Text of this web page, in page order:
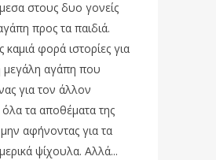
στους δυο γονείς
προς τα παιδιά.
καμιά φορά ιστορίες για
μεγάλη αγάπη που
για τον άλλον
τα αποθέματα της
μην αφήνοντας για τα
ψίχουλα. Αλλά...